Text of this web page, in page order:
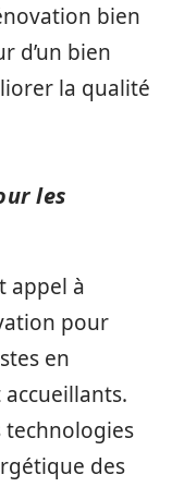
bien
d’un bien
la qualité
les
appel à
pour
en
technologies
des